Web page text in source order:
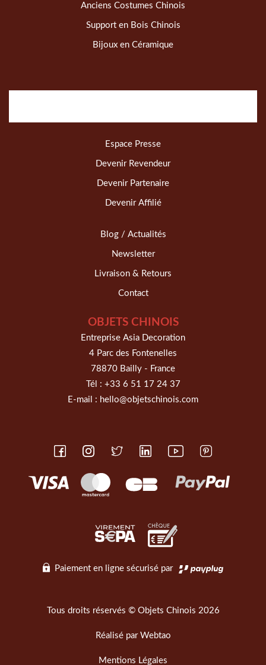
Anciens Costumes Chinois
Support en Bois Chinois
Bijoux en Céramique
Espace Presse
Devenir Revendeur
Devenir Partenaire
Devenir Affilié
Blog / Actualités
Newsletter
Livraison & Retours
Contact
OBJETS CHINOIS
Entreprise Asia Decoration
4 Parc des Fontenelles
78870 Bailly - France
Tél : +33 6 51 17 24 37
E-mail : hello@objetschinois.com
Paiement en ligne sécurisé par
Tous droits réservés © Objets Chinois 2026
Réalisé par Webtao
Mentions Légales